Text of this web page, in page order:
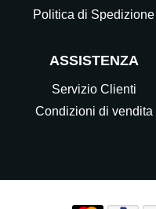
Politica di Spedizione
ASSISTENZA
Servizio Clienti
Condizioni di vendita